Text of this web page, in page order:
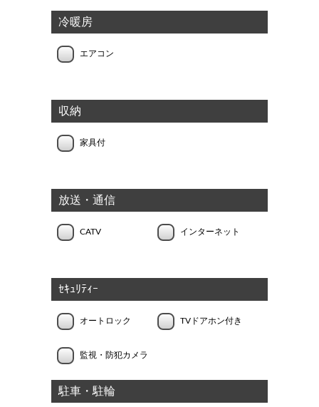
冷暖房
エアコン
収納
家具付
放送・通信
CATV インターネット
ｾｷｭﾘﾃｨｰ
オートロック TVドアホン付き
監視・防犯カメラ
駐車・駐輪